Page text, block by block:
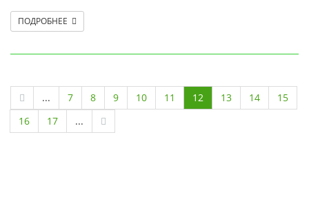
ПОДРОБНЕЕ
... 7 8 9 10 11 12 13 14
15
16
17 ...